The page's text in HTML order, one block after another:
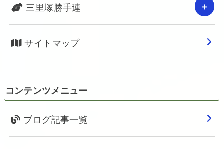
三里塚勝手連
サイトマップ
コンテンツメニュー
ブログ記事一覧